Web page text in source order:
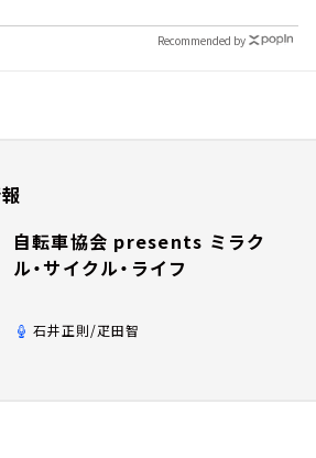
Recommended by
自転車協会 presents ミラク
ル・サイクル・ライフ
石井正則/疋田智